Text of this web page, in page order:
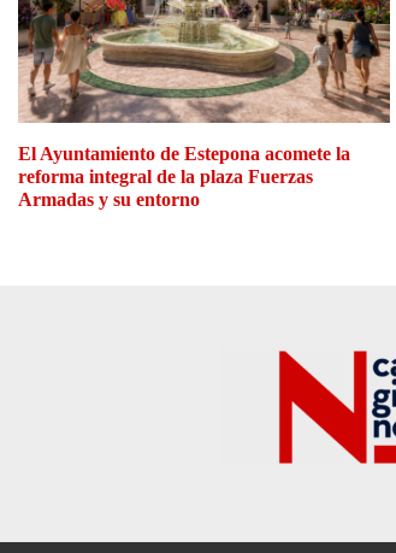
El Ayuntamiento de Estepona acomete la
reforma integral de la plaza Fuerzas
Armadas y su entorno